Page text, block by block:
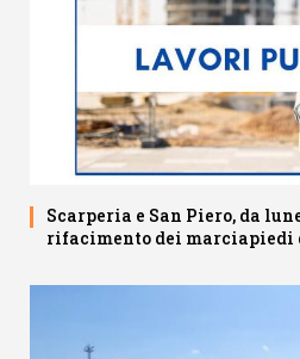
Scarperia e San Piero, da
rifacimento dei